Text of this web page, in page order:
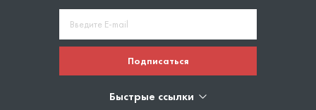
Подписаться
Быстрые ссылки